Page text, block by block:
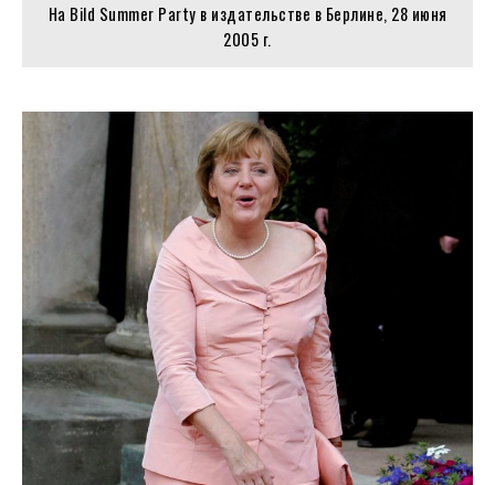
На Bild Summer Party в издательстве в Берлине, 28 июня
2005 г.